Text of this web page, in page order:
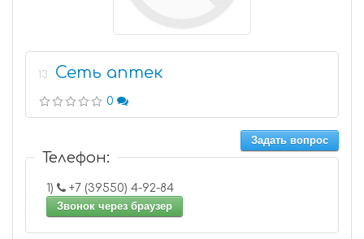
13 Сеть аптек
0
Задать вопрос
Телефон:
1)
+7 (39550) 4-92-84
Звонок через браузер